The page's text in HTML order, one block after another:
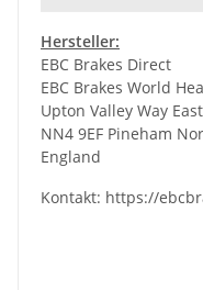
Hersteller:
EBC Brakes Direct
EBC Brakes World
Upton Valley Way East
NN4 9EF Pineham
England
Kontakt: https://